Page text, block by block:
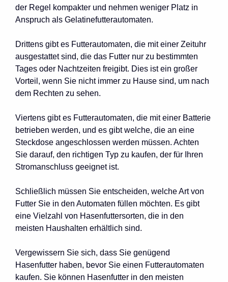
der Regel kompakter und nehmen weniger Platz in
Anspruch als Gelatinefutterautomaten.
Drittens gibt es Futterautomaten, die mit einer Zeituhr
ausgestattet sind, die das Futter nur zu bestimmten
Tages oder Nachtzeiten freigibt. Dies ist ein großer
Vorteil, wenn Sie nicht immer zu Hause sind, um nach
dem Rechten zu sehen.
Viertens gibt es Futterautomaten, die mit einer Batterie
betrieben werden, und es gibt welche, die an eine
Steckdose angeschlossen werden müssen. Achten
Sie darauf, den richtigen Typ zu kaufen, der für Ihren
Stromanschluss geeignet ist.
Schließlich müssen Sie entscheiden, welche Art von
Futter Sie in den Automaten füllen möchten. Es gibt
eine Vielzahl von Hasenfuttersorten, die in den
meisten Haushalten erhältlich sind.
Vergewissern Sie sich, dass Sie genügend
Hasenfutter haben, bevor Sie einen Futterautomaten
kaufen. Sie können Hasenfutter in den meisten